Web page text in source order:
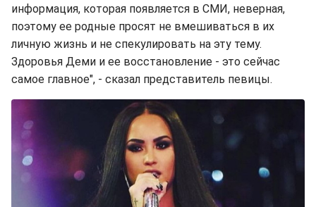
информация, которая появляется в СМИ, неверная,
поэтому ее родные просят не вмешиваться в их
личную жизнь и не спекулировать на эту тему.
Здоровья Деми и ее восстановление - это сейчас
самое главное", - сказал представитель певицы.